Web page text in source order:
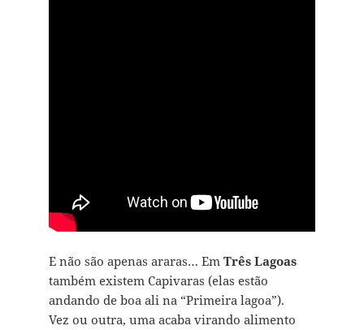
E não são apenas araras… Em Três Lagoas
também existem Capivaras (elas estão
andando de boa ali na “Primeira lagoa”).
Vez ou outra, uma acaba virando alimento